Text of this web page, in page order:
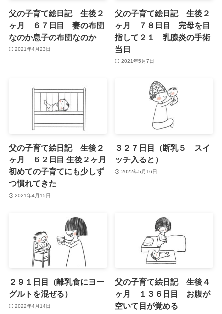
父の子育て絵日記 生後２
ヶ月 ６７日目 妻の布団
なのか息子の布団なのか
2021年4月23日
父の子育て絵日記 生後２
ヶ月 ７８日目 完母を目
指して２１ 乳腺炎の手術
当日
2021年5月7日
父の子育て絵日記 生後２
ヶ月 ６２日目 生後２ヶ月
初めての子育てにも少しず
つ慣れてきた
2021年4月15日
３２７日目（断乳５ スイ
ッチ入ると）
2022年5月16日
２９１日目（離乳食にヨー
グルトを混ぜる）
2022年4月14日
父の子育て絵日記 生後４
ヶ月 １３６日目 お腹が
空いて目が覚める